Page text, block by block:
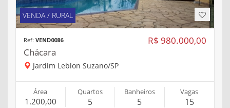
VENDA / RURAL
R$ 980.000,00
Ref: VEND0086
Chácara
Jardim Leblon Suzano/SP
Área
1.200,00
Quartos
5
Banheiros
5
Vagas
15